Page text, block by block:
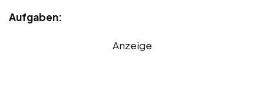
Aufgaben:
Anzeige